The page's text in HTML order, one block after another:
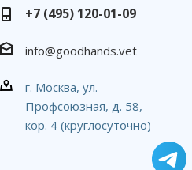
+7 (495) 120-01-09
info@goodhands.vet
г. Москва, ул.
Профсоюзная, д. 58,
кор. 4 (круглосуточно)